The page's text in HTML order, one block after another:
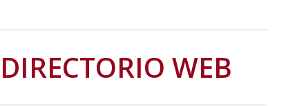
DIRECTORIO WEB